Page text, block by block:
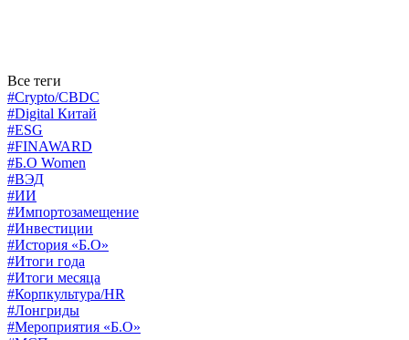
Все теги
#Crypto/CBDC
#Digital Китай
#ESG
#FINAWARD
#Б.О Women
#ВЭД
#ИИ
#Импортозамещение
#Инвестиции
#История «Б.О»
#Итоги года
#Итоги месяца
#Корпкультура/HR
#Лонгриды
#Мероприятия «Б.О»